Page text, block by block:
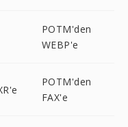
POTM'den
WEBP'e
POTM'den
FAX'e